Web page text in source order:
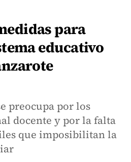
para
educativo
preocupa por los
docente y por la falta
que imposibilitan la